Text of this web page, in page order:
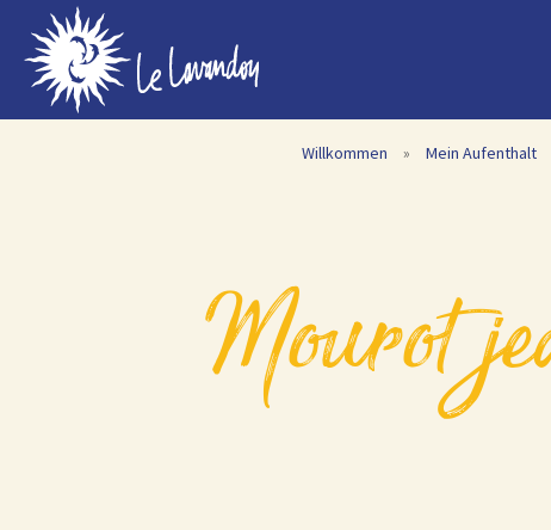
Willkommen » Mein Aufenthalt
mourot jean-pierre – 2-zimmer-